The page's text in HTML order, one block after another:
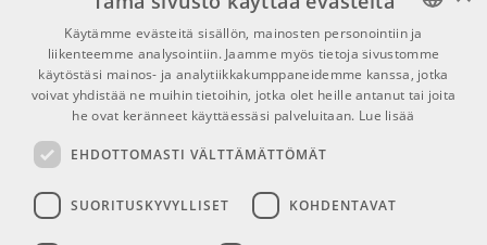
tilaus@dlxmusic.fi
Puh: 0207 282240 (arkisin klo
13-17)
Puh: 0207 282250 (myymälä)
00580 Helsinki
Y-tunnus: 1983522-7
FINNISH
FINNISH
Käytämme evästeitä sisällön, mainosten personointiin ja
liikenteemme analysointiin. Jaamme myös tietoja sivustomme
käytöstäsi mainos- ja analytiikkakumppaneidemme kanssa, jotka
voivat yhdistää ne muihin tietoihin, jotka olet heille antanut tai joita
he ovat keränneet käyttäessäsi palveluitaan. Lue lisää
EHDOTTOMASTI VÄLTTÄMÄTTÖMÄT
SUORITUSKYVYLLISET KOHDENTAVAT